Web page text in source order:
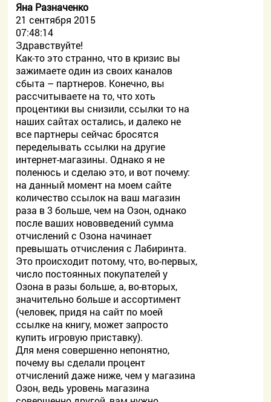
Яна Разначенко
21 сентября 2015
07:48:14
Здравствуйте!
Как-то это странно, что в кризис вы
зажимаете один из своих каналов
сбыта – партнеров. Конечно, вы
рассчитываете на то, что хоть
процентики вы снизили, ссылки то на
наших сайтах остались, и далеко не
все партнеры сейчас бросятся
переделывать ссылки на другие
интернет-магазины. Однако я не
поленюсь и сделаю это, и вот почему:
на данный момент на моем сайте
количество ссылок на ваш магазин
раза в 3 больше, чем на Озон, однако
после ваших нововведений сумма
отчислений с Озона начинает
превышать отчисления с Лабиринта.
Это происходит потому, что, во-первых,
число постоянных покупателей у
Озона в разы больше, а, во-вторых,
значительно больше и ассортимент
(человек, придя на сайт по моей
ссылке на книгу, может запросто
купить игровую приставку).
Для меня совершенно непонятно,
почему вы сделали процент
отчислений даже ниже, чем у магазина
Озон, ведь уровень магазина